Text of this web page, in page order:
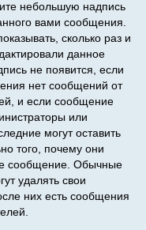
небольшую надпись
вами сообщения.
сколько раз и
данное
не появится, если
нет сообщений от
и если сообщение
или
могут оставить
того, почему они
сообщение. Обычные
удалять свои
них есть сообщения